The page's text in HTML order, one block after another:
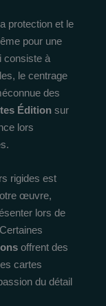
protection et le
pour une
consiste à
le centrage
des
Édition sur
lors
rigides est
œuvre,
lors de
offrent des
cartes
du détail